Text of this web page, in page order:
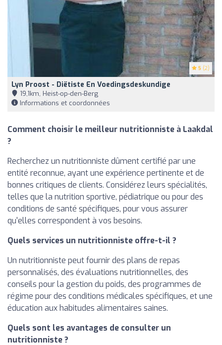
5 (2)
Lyn Proost - Diëtiste En Voedingsdeskundige
19,1km, Heist-op-den-Berg
Informations et coordonnées
Comment choisir le meilleur nutritionniste à Laakdal
?
Recherchez un nutritionniste dûment certifié par une
entité reconnue, ayant une expérience pertinente et de
bonnes critiques de clients. Considérez leurs spécialités,
telles que la nutrition sportive, pédiatrique ou pour des
conditions de santé spécifiques, pour vous assurer
qu'elles correspondent à vos besoins.
Quels services un nutritionniste offre-t-il ?
Un nutritionniste peut fournir des plans de repas
personnalisés, des évaluations nutritionnelles, des
conseils pour la gestion du poids, des programmes de
régime pour des conditions médicales spécifiques, et une
éducation aux habitudes alimentaires saines.
Quels sont les avantages de consulter un
nutritionniste ?